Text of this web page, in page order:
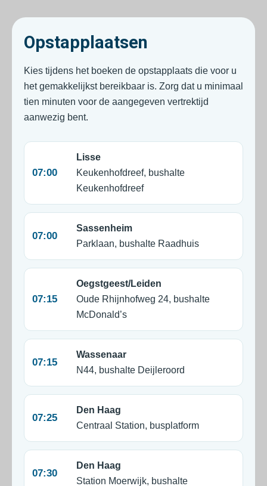
Opstapplaatsen
Kies tijdens het boeken de opstapplaats die voor u
het gemakkelijkst bereikbaar is. Zorg dat u minimaal
tien minuten voor de aangegeven vertrektijd
aanwezig bent.
07:00
Lisse
Keukenhofdreef, bushalte
Keukenhofdreef
07:00
Sassenheim
Parklaan, bushalte Raadhuis
07:15
Oegstgeest/Leiden
Oude Rhijnhofweg 24, bushalte
McDonald’s
07:15
Wassenaar
N44, bushalte Deijleroord
07:25
Den Haag
Centraal Station, busplatform
07:30
Den Haag
Station Moerwijk, bushalte